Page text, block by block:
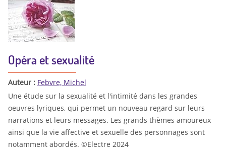
Opéra et sexualité
Auteur : Febvre, Michel
Une étude sur la sexualité et l'intimité dans les grandes
oeuvres lyriques, qui permet un nouveau regard sur leurs
narrations et leurs messages. Les grands thèmes amoureux
ainsi que la vie affective et sexuelle des personnages sont
notamment abordés. ©Electre 2024